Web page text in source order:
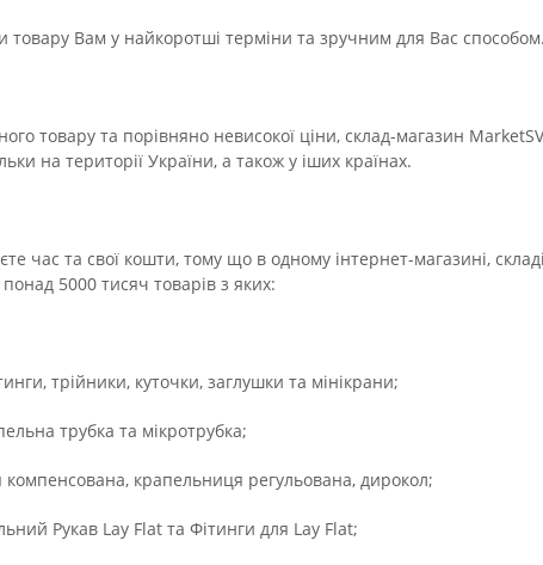
Вам у найкоротші терміни та зручним для Вас
товару та порівняно невисокої ціни, склад-магазин MarketSV
на території України, а також у іших країнах.
та свої кошти, тому що в одному інтернет-магазині,
понад 5000 тисяч товарів з яких:
трійники, куточки, заглушки та мінікрани;
трубка та мікротрубка;
компенсована, крапельниця регульована, дирокол;
Рукав Lay Flat та Фітинги для Lay Flat;